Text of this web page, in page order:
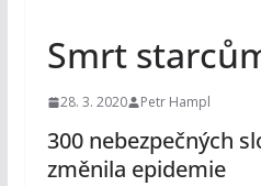
Smrt
28. 3. 2020 Petr Hampl
300 nebezpečných
změnila epidemie